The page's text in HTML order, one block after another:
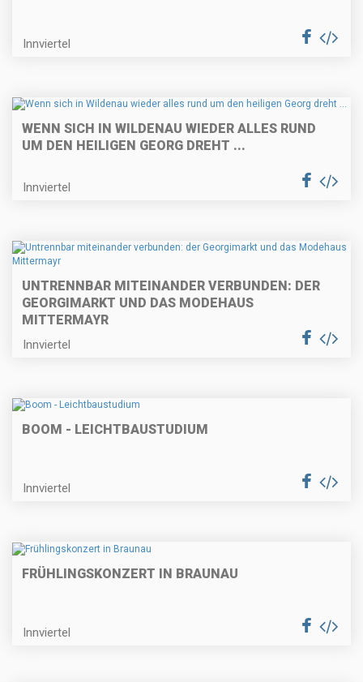
Innviertel
WENN SICH IN WILDENAU WIEDER ALLES RUND
UM DEN HEILIGEN GEORG DREHT ...
Innviertel
UNTRENNBAR MITEINANDER VERBUNDEN: DER
GEORGIMARKT UND DAS MODEHAUS
MITTERMAYR
Innviertel
BOOM - LEICHTBAUSTUDIUM
Innviertel
FRÜHLINGSKONZERT IN BRAUNAU
Innviertel